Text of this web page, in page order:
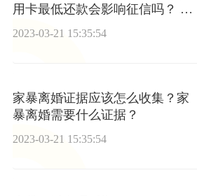
用卡最低还款会影响征信吗？ 全
2023-03-21 15:35:54
家暴离婚证据应该怎么收集？家
暴离婚需要什么证据？
2023-03-21 15:35:54